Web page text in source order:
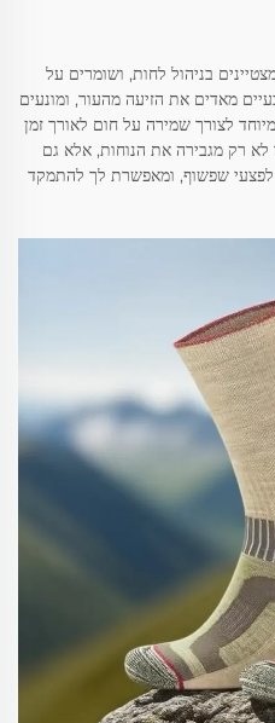
בניהול לחות, ושומרים על
מאדים את הזיעה מהעור, ומונעים
לצורך שמירה על חום לאורך זמן
לא רק מגבירה את הנוחות, אלא גם
שפשוף, ומאפשרת לך להתמקד